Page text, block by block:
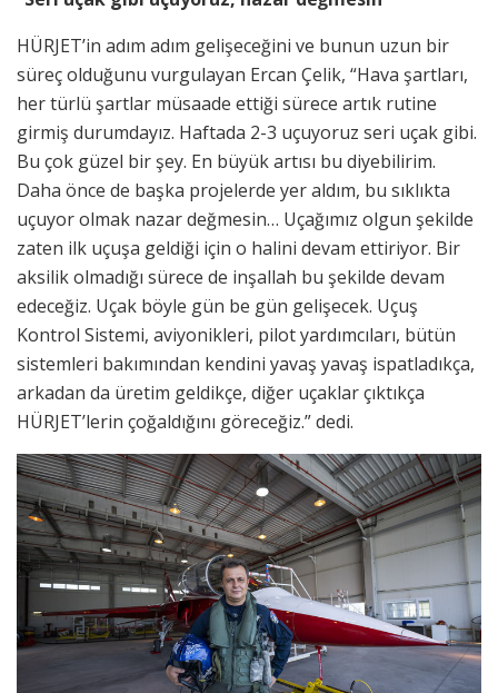
HÜRJET’in adım adım gelişeceğini ve bunun uzun bir
süreç olduğunu vurgulayan Ercan Çelik, “Hava şartları,
her türlü şartlar müsaade ettiği sürece artık rutine
girmiş durumdayız. Haftada 2-3 uçuyoruz seri uçak gibi.
Bu çok güzel bir şey. En büyük artısı bu diyebilirim.
Daha önce de başka projelerde yer aldım, bu sıklıkta
uçuyor olmak nazar değmesin… Uçağımız olgun şekilde
zaten ilk uçuşa geldiği için o halini devam ettiriyor. Bir
aksilik olmadığı sürece de inşallah bu şekilde devam
edeceğiz. Uçak böyle gün be gün gelişecek. Uçuş
Kontrol Sistemi, aviyonikleri, pilot yardımcıları, bütün
sistemleri bakımından kendini yavaş yavaş ispatladıkça,
arkadan da üretim geldikçe, diğer uçaklar çıktıkça
HÜRJET’lerin çoğaldığını göreceğiz.” dedi.